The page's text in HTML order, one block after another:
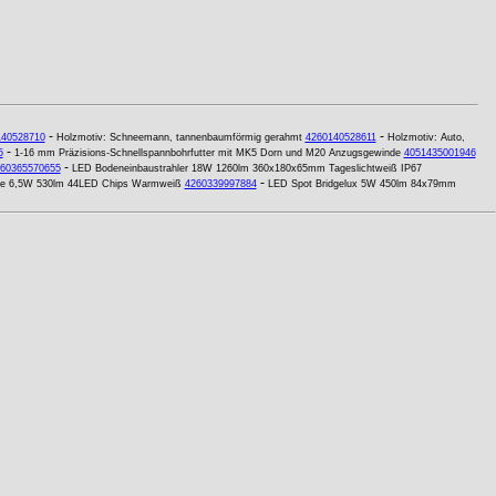
- Holzmotiv: Schneemann, tannenbaumförmig gerahmt 4260140528611- Holzmotiv: Auto,
- 1-16 mm Präzisions-Schnellspannbohrfutter mit MK5 Dorn und M20 Anzugsgewinde 4051435001946
- LED Bodeneinbaustrahler 18W 1260lm 360x180x65mm Tageslichtweiß IP67
6,5W 530lm 44LED Chips Warmweiß 4260339997884- LED Spot Bridgelux 5W 450lm 84x79mm